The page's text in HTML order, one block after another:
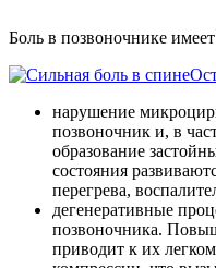
Боль в позвоночнике
нарушение
позвоночник и, в
образование
состояния
перегрева,
дегенеративные
позвоночника.
приводит к их